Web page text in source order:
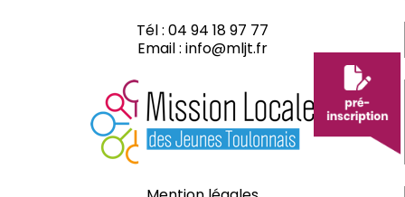
Tél : 04 94 18 97 77
Email : info@mljt.fr